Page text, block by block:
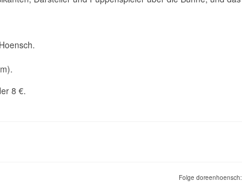
8 €.
Folge doreenhoensch: